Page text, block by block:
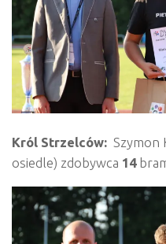
Król Strzelców: Szymon
osiedle) zdobywca 14